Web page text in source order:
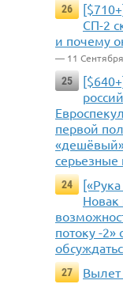
26
СП-2
и почему
— 11
25
первой
24
Новак
потоку -2»
27
Вылет